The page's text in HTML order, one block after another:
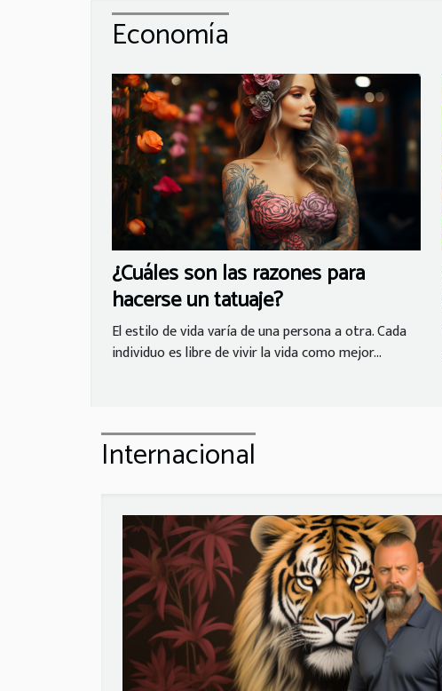
Economía
¿Cuáles son las razones para
hacerse un tatuaje?
El estilo de vida varía de una persona a otra. Cada
individuo es libre de vivir la vida como mejor...
Internacional